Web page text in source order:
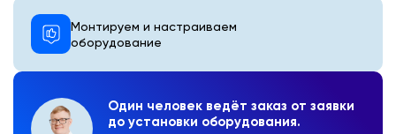
Один человек ведёт заказ от заявки
до установки оборудования.
Монтируем и настраиваем
оборудование